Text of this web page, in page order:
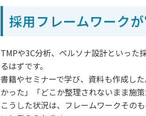
採用フレームワーク
TMPや3C分析、ペルソナ設計といった
るはずです。
書籍やセミナーで学び、資料も作成し
かった」「どこか整理されないまま施
こうした状況は、フレームワークその